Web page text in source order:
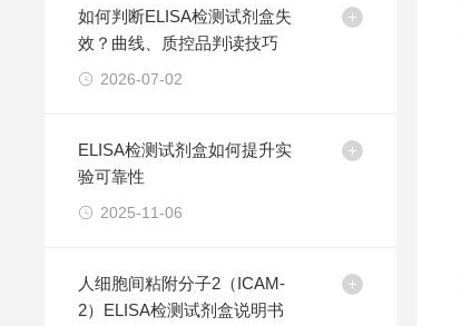
如何判断ELISA检测试剂盒失
效？曲线、质控品判读技巧
2026-07-02
ELISA检测试剂盒如何提升实
验可靠性
2025-11-06
人细胞间粘附分子2（ICAM-
2）ELISA检测试剂盒说明书